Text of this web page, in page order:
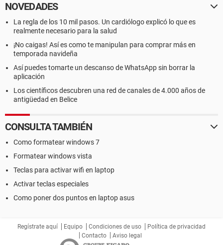
NOVEDADES
La regla de los 10 mil pasos. Un cardiólogo explicó lo que es
realmente necesario para la salud
¡No caigas! Así es como te manipulan para comprar más en
temporada navideña
Así puedes tomarte un descanso de WhatsApp sin borrar la
aplicación
Los científicos descubren una red de canales de 4.000 años de
antigüedad en Belice
CONSULTA TAMBIÉN
Como formatear windows 7
Formatear windows vista
Teclas para activar wifi en laptop
Activar teclas especiales
Como poner dos puntos en laptop asus
Regístrate aquí Equipo Condiciones de uso
Política de privacidad
Contacto
Aviso legal